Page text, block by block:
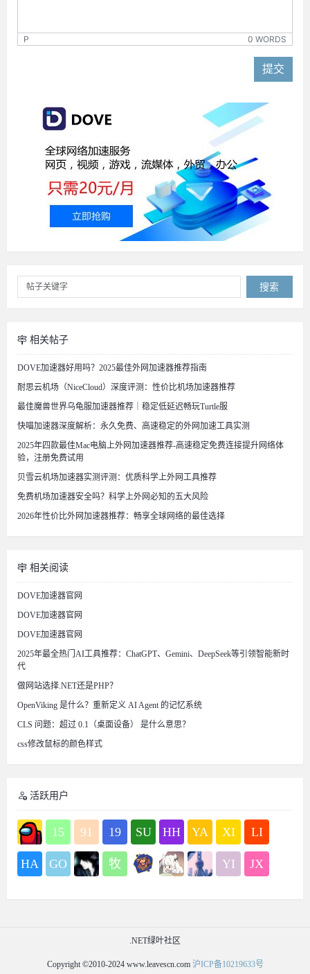
P 0 WORDS
提交
搜索
相关帖子
DOVE加速器好用吗？2025最佳外网加速器推荐指南
耐思云机场（NiceCloud）深度评测：性价比机场加速器推荐
最佳魔兽世界乌龟服加速器推荐｜稳定低延迟畅玩Turtle服
快喵加速器深度解析：永久免费、高速稳定的外网加速工具实测
2025年四款最佳Mac电脑上外网加速器推荐-高速稳定免费连接提升网络体
验，注册免费试用
贝雪云机场加速器实测评测：优质科学上外网工具推荐
免费机场加速器安全吗？科学上外网必知的五大风险
2026年性价比外网加速器推荐：畅享全球网络的最佳选择
相关阅读
DOVE加速器官网
DOVE加速器官网
DOVE加速器官网
2025年最全热门AI工具推荐：ChatGPT、Gemini、DeepSeek等引领智能新时
代
做网站选择.NET还是PHP？
OpenViking 是什么？重新定义 AI Agent 的记忆系统
CLS 问题：超过 0.1（桌面设备） 是什么意思？
css修改鼠标的颜色样式
活跃用户
15 91 19 SU HH YA XI LI
HA GO 牧 YI JX
.NET绿叶社区
Copyright ©2010-2024 www.leavescn.com 沪ICP备10219633号